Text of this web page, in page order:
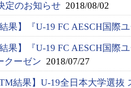
定のお知らせ 2018/08/02
結果】『U-19 FC AESCH国際
結果】『U-19 FC AESCH国際
ーゼン 2018/07/27
TM結果】U-19全日本大学選抜